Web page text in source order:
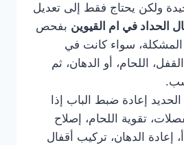
ولكن يحتاج فقط إلى تعديل
الحداد في ام القيوين بفحص
المشكلة، سواء كانت في
اللحام، أو الدهان، ثم
إعادة ضبط الباب إذا
تقوية اللحام، إصلاح
إعادة الدهان، تركيب أقفال